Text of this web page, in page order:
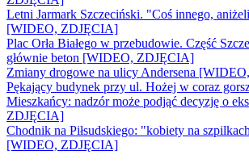
Letni Jarmark Szczeciński. "Coś innego,
[WIDEO, ZDJĘCIA]
Plac Orła Białego w przebudowie. Część
głównie beton [WIDEO, ZDJĘCIA]
Zmiany drogowe na ulicy Andersena
Pękający budynek przy ul. Hożej w coraz
Mieszkańcy: nadzór może podjąć decyzję o
ZDJĘCIA]
Chodnik na Piłsudskiego: "kobiety na
[WIDEO, ZDJĘCIA]